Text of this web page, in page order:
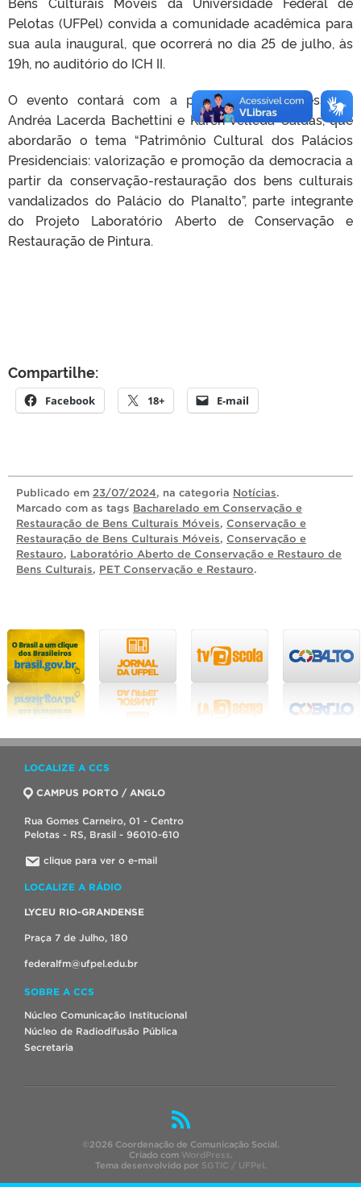
Pelotas (UFPel) convida a comunidade acadêmica para
sua aula inaugural, que ocorrerá no dia 25 de julho, às
19h, no auditório do ICH II.
O evento contará com a presença das professoras
Andréa Lacerda Bachettini e Karen Velleda Caldas, que
abordarão o tema “Patrimônio Cultural dos Palácios
Presidenciais: valorização e promoção da democracia a
partir da conservação-restauração dos bens culturais
vandalizados do Palácio do Planalto”, parte integrante
do Projeto Laboratório Aberto de Conservação e
Restauração de Pintura.
Compartilhe:
Facebook 18+ E-mail
Publicado em 23/07/2024, na categoria Notícias.
Marcado com as tags Bacharelado em Conservação e
Restauração de Bens Culturais Móveis, Conservação e
Restauração de Bens Culturais Móveis, Conservação e
Restauro, Laboratório Aberto de Conservação e Restauro de
Bens Culturais, PET Conservação e Restauro.
LOCALIZE A CCS
CAMPUS PORTO / ANGLO
Rua Gomes Carneiro, 01 - Centro
Pelotas - RS, Brasil - 96010-610
clique para ver o e-mail
LOCALIZE A RÁDIO
LYCEU RIO-GRANDENSE
Praça 7 de Julho, 180
federalfm@ufpel.edu.br
SOBRE A CCS
Núcleo Comunicação Institucional
Núcleo de Radiodifusão Pública
Secretaria
©2026 Coordenação de Comunicação Social.
Criado com WordPress.
Tema desenvolvido por SGTIC / UFPel.